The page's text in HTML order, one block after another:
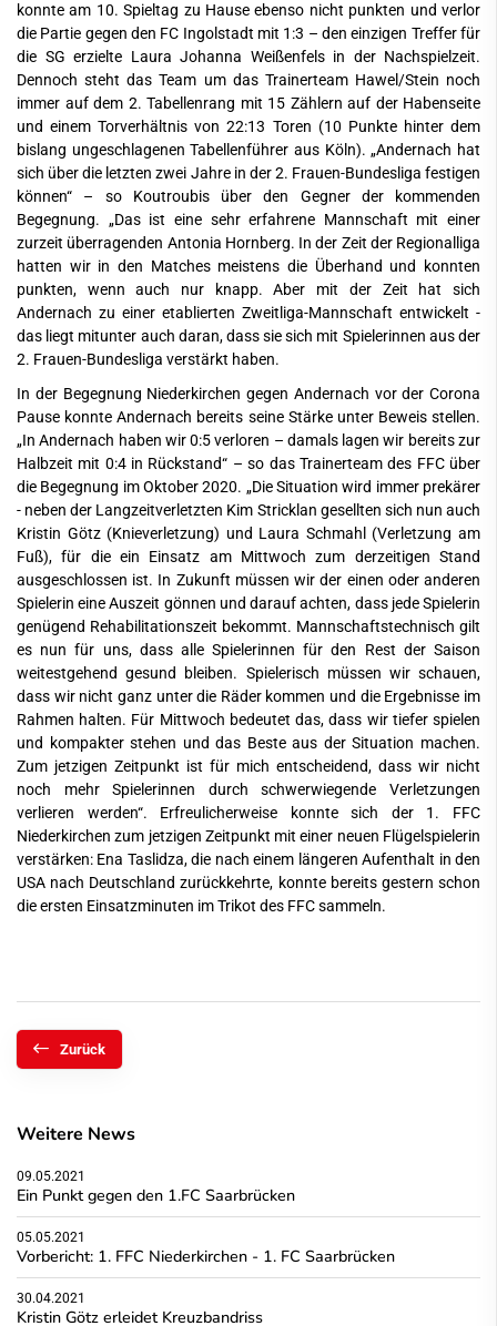
konnte am 10. Spieltag zu Hause ebenso nicht punkten und verlor
die Partie gegen den FC Ingolstadt mit 1:3 – den einzigen Treffer für
die SG erzielte Laura Johanna Weißenfels in der Nachspielzeit.
Dennoch steht das Team um das Trainerteam Hawel/Stein noch
immer auf dem 2. Tabellenrang mit 15 Zählern auf der Habenseite
und einem Torverhältnis von 22:13 Toren (10 Punkte hinter dem
bislang ungeschlagenen Tabellenführer aus Köln). „Andernach hat
sich über die letzten zwei Jahre in der 2. Frauen-Bundesliga festigen
können“ – so Koutroubis über den Gegner der kommenden
Begegnung. „Das ist eine sehr erfahrene Mannschaft mit einer
zurzeit überragenden Antonia Hornberg. In der Zeit der Regionalliga
hatten wir in den Matches meistens die Überhand und konnten
punkten, wenn auch nur knapp. Aber mit der Zeit hat sich
Andernach zu einer etablierten Zweitliga-Mannschaft entwickelt -
das liegt mitunter auch daran, dass sie sich mit Spielerinnen aus der
2. Frauen-Bundesliga verstärkt haben.
In der Begegnung Niederkirchen gegen Andernach vor der Corona
Pause konnte Andernach bereits seine Stärke unter Beweis stellen.
„In Andernach haben wir 0:5 verloren – damals lagen wir bereits zur
Halbzeit mit 0:4 in Rückstand“ – so das Trainerteam des FFC über
die Begegnung im Oktober 2020. „Die Situation wird immer prekärer
- neben der Langzeitverletzten Kim Stricklan gesellten sich nun auch
Kristin Götz (Knieverletzung) und Laura Schmahl (Verletzung am
Fuß), für die ein Einsatz am Mittwoch zum derzeitigen Stand
ausgeschlossen ist. In Zukunft müssen wir der einen oder anderen
Spielerin eine Auszeit gönnen und darauf achten, dass jede Spielerin
genügend Rehabilitationszeit bekommt. Mannschaftstechnisch gilt
es nun für uns, dass alle Spielerinnen für den Rest der Saison
weitestgehend gesund bleiben. Spielerisch müssen wir schauen,
dass wir nicht ganz unter die Räder kommen und die Ergebnisse im
Rahmen halten. Für Mittwoch bedeutet das, dass wir tiefer spielen
und kompakter stehen und das Beste aus der Situation machen.
Zum jetzigen Zeitpunkt ist für mich entscheidend, dass wir nicht
noch mehr Spielerinnen durch schwerwiegende Verletzungen
verlieren werden“. Erfreulicherweise konnte sich der 1. FFC
Niederkirchen zum jetzigen Zeitpunkt mit einer neuen Flügelspielerin
verstärken: Ena Taslidza, die nach einem längeren Aufenthalt in den
USA nach Deutschland zurückkehrte, konnte bereits gestern schon
die ersten Einsatzminuten im Trikot des FFC sammeln.
Zurück
Weitere News
09.05.2021
Ein Punkt gegen den 1.FC Saarbrücken
05.05.2021
Vorbericht: 1. FFC Niederkirchen - 1. FC Saarbrücken
30.04.2021
Kristin Götz erleidet Kreuzbandriss